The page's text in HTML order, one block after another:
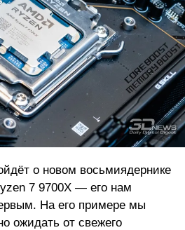
о новом восьмиядернике
7 9700X — его нам
На его примере мы
ожидать от свежего